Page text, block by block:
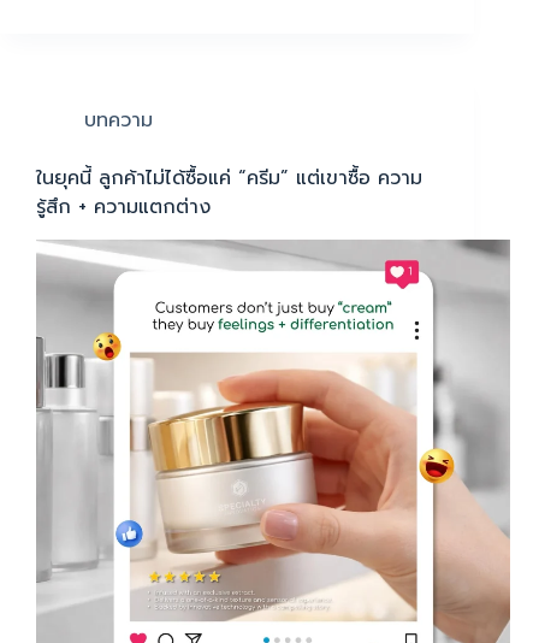
บทความ
ในยุคนี้ ลูกค้าไม่ได้ซื้อแค่ “ครีม” แต่เขาซื้อ ความ
รู้สึก + ความแตกต่าง